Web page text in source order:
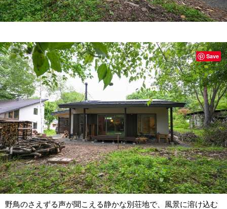
野鳥のさえずる声が聞こえる静かな別荘地で、風景に溶け込む
Save